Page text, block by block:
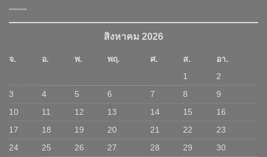
สิงหาคม 2026
จ. อ. พ. พฤ. ศ. ส.
อา.
1
2
3
4 5 6 7 8
9
10
11 12 13 14 15
16
17
18 19 20 21 22
23
24
25 26 27 28 29
30